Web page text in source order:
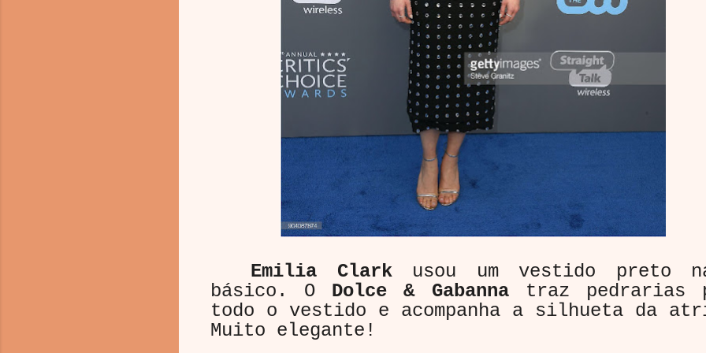
Emilia Clarkusou um vestido preto
básico. O Dolce & Gabannatraz pedrarias
todo o vestido e acompanha a silhueta da
Muito elegante!